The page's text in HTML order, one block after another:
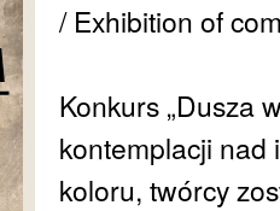
/ Exhibition of
Konkurs „Dusza
kontemplacji nad
koloru, twórcy